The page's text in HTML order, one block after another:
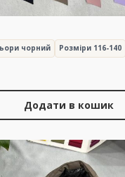
чорний Розміри 116-140
Додати в кошик